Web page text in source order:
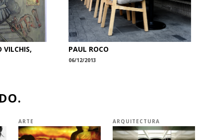
VILCHIS,
PAUL ROCO
06/12/2013
ARTE ARQUITECTURA